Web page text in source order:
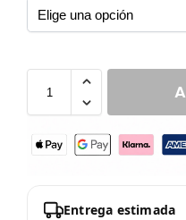
Entrega estimada